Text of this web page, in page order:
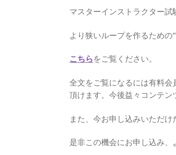
マスターインストラクター試
より狭いループを作るための
こちら をご覧ください。
全文をご覧になるには有料
頂けます。今後益々コンテン
また、今お申し込みいただ
是非この機会にお申し込み、